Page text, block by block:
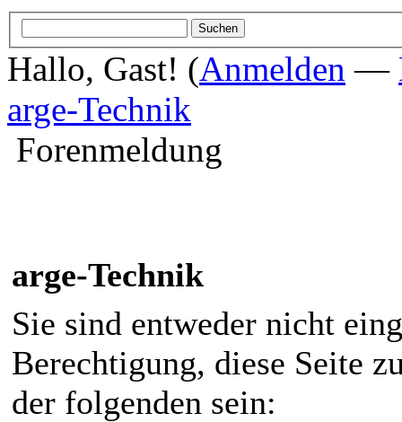
Hallo, Gast! (Anmelden —
arge-Technik
Forenmeldung
arge-Technik
Sie sind entweder nicht
Berechtigung, diese Seite
der folgenden sein: